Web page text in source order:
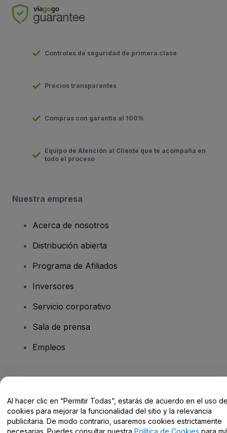
Controles de seguridad de primera clase
Precios transparentes
Compras con garantía al 100%
Equipo de Atención al Cliente que te acompaña en
todo el proceso
Nuestra empresa
Acerca de nosotros
Distribución abierta
Programa de Afiliados
Inversores
Servicio corporativo
Sala de prensa
Empleos
Centro de Ayuda / Contacto
Al hacer clic en “Permitir Todas”, estarás de acuerdo en el uso
cookies para mejorar la funcionalidad del sitio y la relevancia
publicitaria. De modo contrario, usaremos cookies estrictamente
necesarias. Puedes consultar nuestra Política de Cookies para